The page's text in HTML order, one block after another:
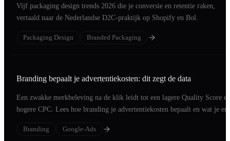
Vijf packaging design trends 2026 die je conversie en retentie raken,
vertaald naar de Nederlandse D2C-praktijk op Shopify en Bol.
Packaging Design Branded Packaging
Branding bepaalt je advertentiekosten: dit zegt de data
Een zwakke merkbeleving na de klik leidt tot een lagere Quality Score en
hogere CPC. Lees hoe branding je advertentiekosten bepaalt en wat je
Branding
Google-Ads